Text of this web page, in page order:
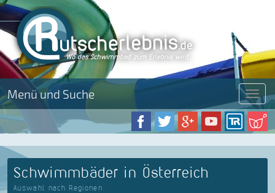
Menü und Suche Menü
Schwimmbäder in Österreich
Auswahl nach Regionen